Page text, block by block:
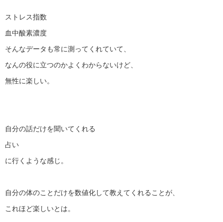
ストレス指数
血中酸素濃度
そんなデータも常に測ってくれていて、
なんの役に立つのかよくわからないけど、
無性に楽しい。
自分の話だけを聞いてくれる
占い
に行くような感じ。
自分の体のことだけを数値化して教えてくれることが、
これほど楽しいとは。